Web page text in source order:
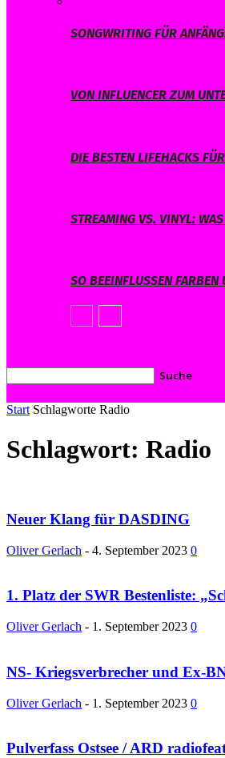
SONGWRITING FÜR
VON INFLUENCER ZUM
DIE BESTEN LIFEHACKS
STREAMING VS. VINYL:
SO BEEINFLUSSEN
Start Schlagworte Radio
Schlagwort: Radio
Neuer Klang für DASDING
Oliver Gerlach - 4. September 2023 0
1. Platz der SWR Bestenliste:
Oliver Gerlach - 1. September 2023 0
NS- Kriegsverbrecher und Ex-
Oliver Gerlach - 1. September 2023 0
Pulverfass Ostsee / ARD